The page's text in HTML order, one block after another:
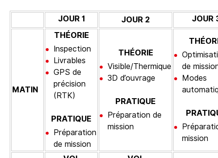
JOUR 1 JOUR 2 JOUR
MATIN
THÉORIE
Inspection
Livrables
GPS de
précision
(RTK)
PRATIQUE
Préparation
de mission
THÉORIE
Visible/Thermique
3D d’ouvrage
PRATIQUE
Préparation de
mission
de
Modes
mission